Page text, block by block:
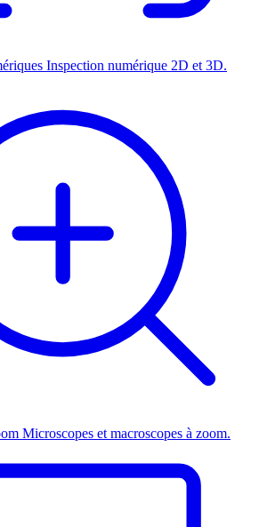
Inspection numérique 2D et 3D.
Microscopes et macroscopes à zoom.